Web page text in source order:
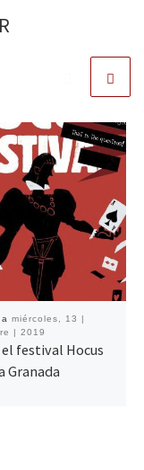
miércoles, 13 |
| 2019
el festival Hocus
Granada